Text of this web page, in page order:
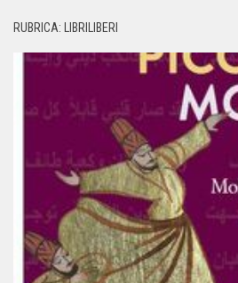
RUBRICA: LIBRILIBERI